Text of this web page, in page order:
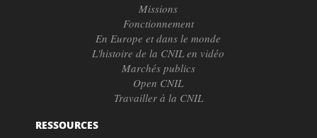
Missions
Fonctionnement
En Europe et dans le monde
L'histoire de la CNIL en vidéo
Marchés publics
Open CNIL
Travailler à la CNIL
RESSOURCES